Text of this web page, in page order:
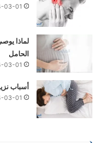
03-01
لماذا
الحامل
03-01
أسباب
03-01